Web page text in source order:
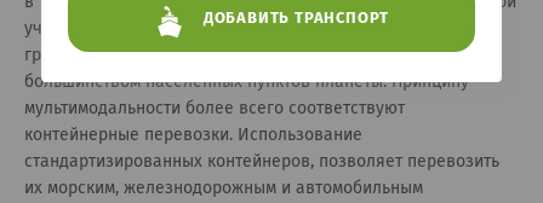
участии морских перевозок можно обеспечить доставку
груза «от двери до двери» из порта в порт, между
большинством населенных пунктов планеты. Принципу
мультимодальности более всего соответствуют
контейнерные перевозки. Использование
стандартизированных контейнеров, позволяет перевозить
их морским, железнодорожным и автомобильным
ДОБАВИТЬ ТРАНСПОРТ